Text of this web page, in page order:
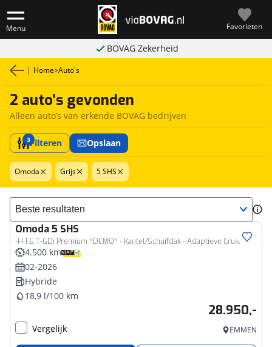
Menu Favorieten
BOVAG Zekerheid
| Home>Auto's
2 auto's gevonden
Alleen auto’s van erkende BOVAG bedrijven
3Filteren Opslaan
Omoda Grijs 5 SHS
Sorteer resultaten
Omoda5 SHS
-H 1.6 T-GDi Premium *DEMO* - Kantel/Schuifdak - Adaptieve Cruise control - Ventilatie Voorstoelen - Privacy Glass - Stoel/Stuurwiel Verwarming - 1000KM Rijbereik - 7 Jaar Fabrieksgarantie
4.500 km
02-2026
Hybride
18,9 l/100 km
28.950,-
Vergelijk EMMEN